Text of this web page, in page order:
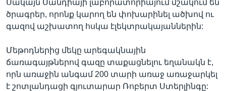
Սակայն Սանդիայի լաբորատորիայում մշակում են
ծրագրեր, որոնք կարող են փոխարինել ածխով ու
գազով աշխատող հսկա էլեկտրակայաններին:
Մեթոդներից մեկը արեգակնային
ճառագայթներով գազը տաքացնելու եղանակն է,
որն առաջին անգամ 200 տարի առաջ առաջարկել
է շոտլանդացի գյուտարար Ռոբերտ Ստերլինգը: